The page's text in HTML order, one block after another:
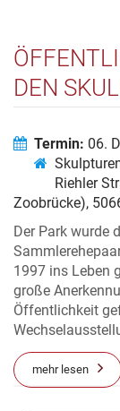
DEN
Termin: 06.
Riehler
Zoobrücke),
Der Park wurde
1997 ins Leben
große
Öffentlichkeit
mehr lesen